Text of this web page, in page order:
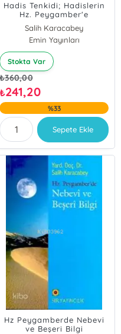
Hadis Tenkidi; Hadislerin
Hz. Peygamber'e
Aidiyetini Belirleme Yolları
Salih Karacabey
Emin Yayınları
Stokta Var
₺360,00
₺241,20
%33
Sepete Ekle
Hz Peygamberde Nebevi
ve Beşeri Bilgi